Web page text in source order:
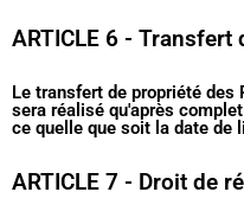
ARTICLE 6 - Transfert
Le transfert de propriété des
sera réalisé qu'après
ce quelle que soit la date de
ARTICLE 7 - Droit de